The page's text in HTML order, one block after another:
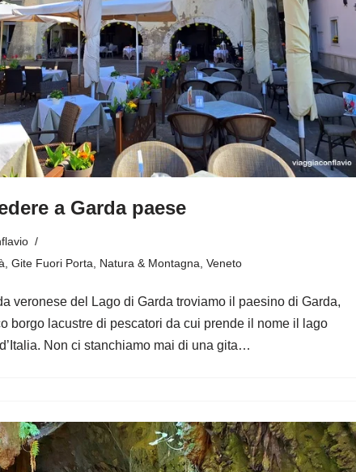
a Garda paese
, Gite Fuori Porta, Natura & Montagna, Veneto
veronese del Lago di Garda troviamo il paesino di Garda,
borgo lacustre di pescatori da cui prende il nome il lago
Non ci stanchiamo mai di una gita…